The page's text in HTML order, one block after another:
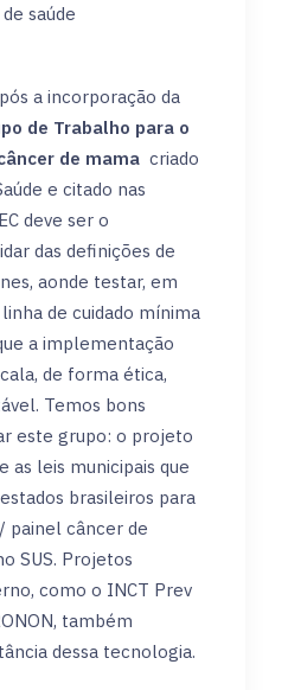
saúde
a incorporação da
de Trabalho para o
de mama criado
e citado nas
deve ser o
das definições de
aonde testar, em
de cuidado mínima
a implementação
de forma ética,
Temos bons
este grupo: o projeto
as leis municipais que
brasileiros para
painel câncer de
SUS. Projetos
como o INCT Prev
também
dessa tecnologia.